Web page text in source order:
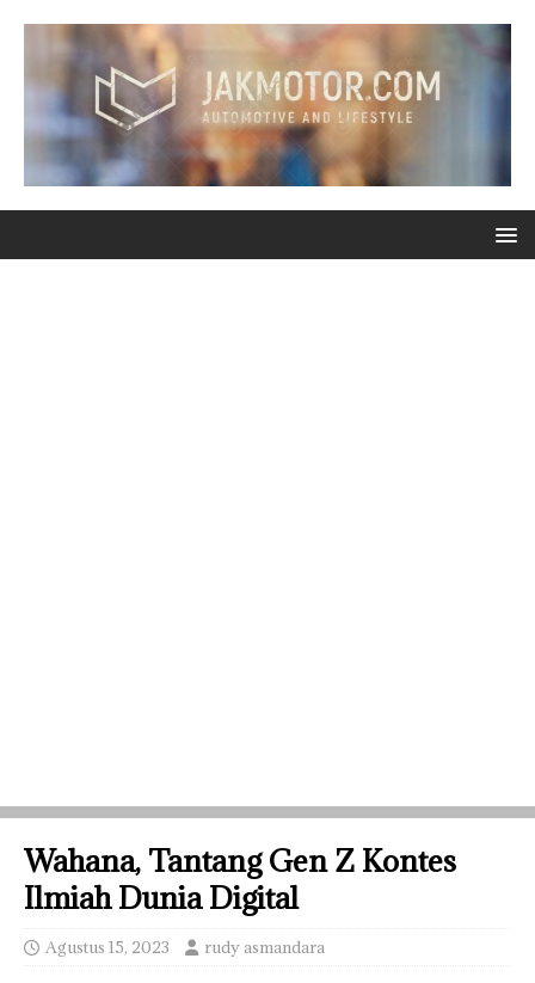
Wahana, Tantang Gen Z Kontes
Ilmiah Dunia Digital
Agustus 15, 2023 rudy asmandara